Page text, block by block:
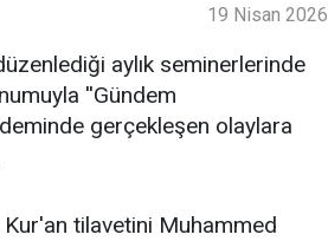
19 Nisan 2026
aylık seminerlerinde
''Gündem
gerçekleşen olaylara
tilavetini Muhammed